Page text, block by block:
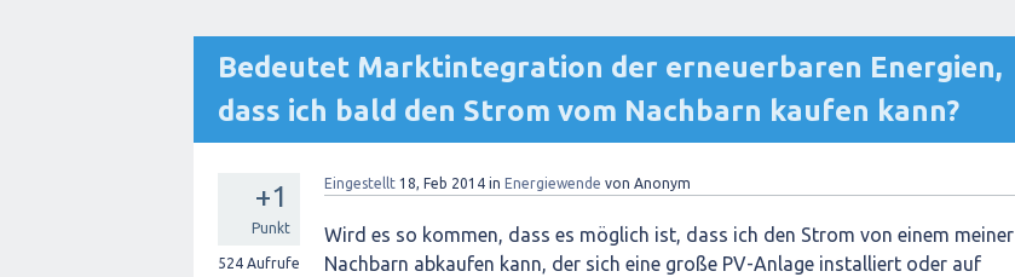
Bedeutet Marktintegration der erneuerbaren Energien,
dass ich bald den Strom vom Nachbarn kaufen kann?
+1
Punkt
524 Aufrufe
Eingestellt 18, Feb 2014 in Energiewende von Anonym
Wird es so kommen, dass es möglich ist, dass ich den Strom von einem meiner
Nachbarn abkaufen kann, der sich eine große PV-Anlage installiert oder auf